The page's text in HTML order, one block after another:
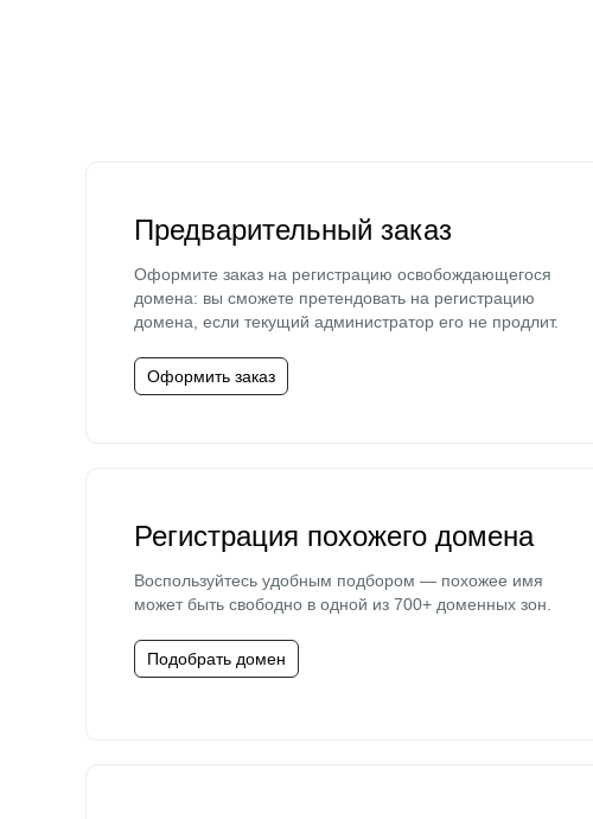
Предварительный заказ
Оформите заказ на регистрацию освобождающегося
домена: вы сможете претендовать на регистрацию
домена, если текущий администратор его не продлит.
Оформить заказ
Регистрация похожего домена
Воспользуйтесь удобным подбором — похожее имя
может быть свободно в одной из 700+ доменных зон.
Подобрать домен